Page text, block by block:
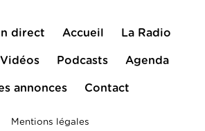
direct Accueil La Radio
Vidéos Podcasts Agenda
annonces Contact
Mentions légales